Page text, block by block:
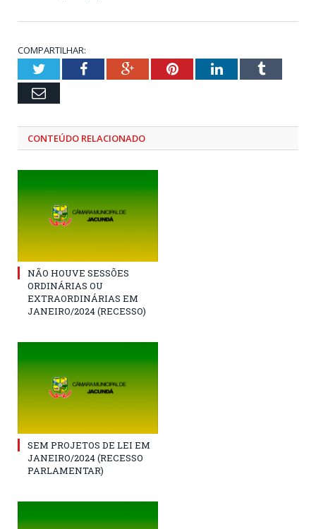
COMPARTILHAR:
TwitterFacebookGoogle+PinterestLinkedInTumblr
Email
CONTEÚDO RELACIONADO
NÃO HOUVE SESSÕES
ORDINÁRIAS OU
EXTRAORDINÁRIAS EM
JANEIRO/2024 (RECESSO)
SEM PROJETOS DE LEI EM
JANEIRO/2024 (RECESSO
PARLAMENTAR)